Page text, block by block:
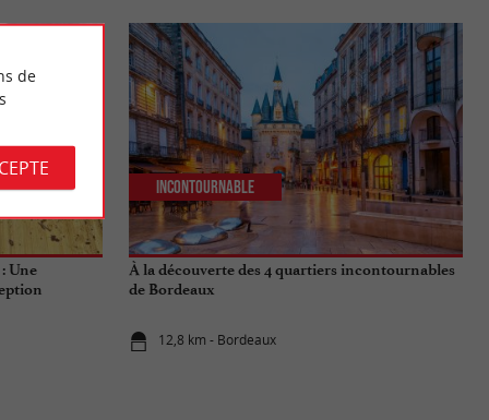
Une
À la découverte des 4 quartiers incontournables
de Bordeaux
12,8 km - Bordeaux
Incontournable
de